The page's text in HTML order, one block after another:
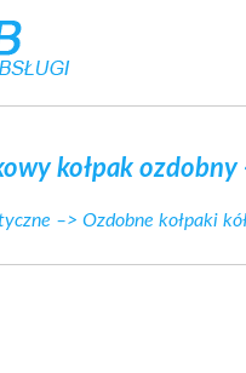
kołpak
–> Ozdobne kołpaki